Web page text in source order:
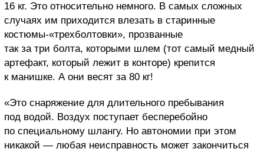
16 кг. Это относительно немного. В самых сложных
случаях им приходится влезать в старинные
костюмы-«трехболтовки», прозванные
так за три болта, которыми шлем (тот самый медный
артефакт, который лежит в конторе) крепится
к манишке. А они весят за 80 кг!
«Это снаряжение для длительного пребывания
под водой. Воздух поступает бесперебойно
по специальному шлангу. Но автономии при этом
никакой — любая неисправность может закончиться